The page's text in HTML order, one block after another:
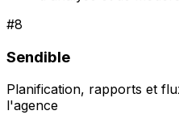
#8
Sendible
Planification, rapports et
l'agence